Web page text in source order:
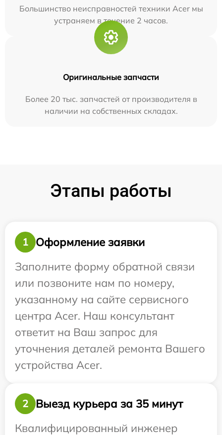
Большинство неисправностей техники Acer мы
устраняем в течение 2 часов.
Оригинальные запчасти
Более 20 тыс. запчастей от производителя в
наличии на собственных складах.
Этапы работы
1
Оформление заявки
Заполните форму обратной связи
или позвоните нам по номеру,
указанному на сайте сервисного
центра Acer. Наш консультант
ответит на Ваш запрос для
уточнения деталей ремонта Вашего
устройства Acer.
2
Выезд курьера за 35 минут
Квалифицированный инженер